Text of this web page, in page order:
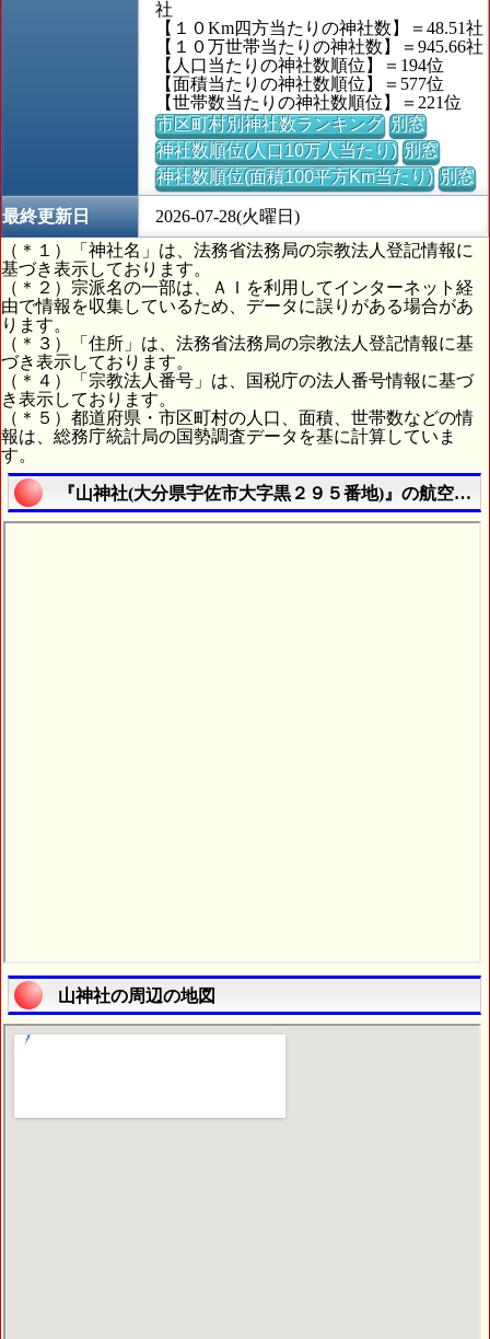
社
【１０Km四方当たりの神社数】＝48.51社
【１０万世帯当たりの神社数】＝945.66社
【人口当たりの神社数順位】＝194位
【面積当たりの神社数順位】＝577位
【世帯数当たりの神社数順位】＝221位
市区町村別神社数ランキング 別窓
神社数順位(人口10万人当たり) 別窓
神社数順位(面積100平方Km当たり) 別窓
最終更新日
2026-07-28(火曜日)
（＊１）「神社名」は、法務省法務局の宗教法人登記情報に
基づき表示しております。
（＊２）宗派名の一部は、ＡＩを利用してインターネット経
由で情報を収集しているため、データに誤りがある場合があ
ります。
（＊３）「住所」は、法務省法務局の宗教法人登記情報に基
づき表示しております。
（＊４）「宗教法人番号」は、国税庁の法人番号情報に基づ
き表示しております。
（＊５）都道府県・市区町村の人口、面積、世帯数などの情
報は、総務庁統計局の国勢調査データを基に計算していま
す。
『山神社(大分県宇佐市大字黒２９５番地)』の航空写真
山神社の周辺の地図